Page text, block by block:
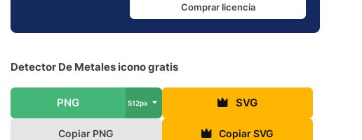
Comprar licencia
Detector De Metales icono gratis
PNG 512px SVG
Copiar PNG Copiar SVG